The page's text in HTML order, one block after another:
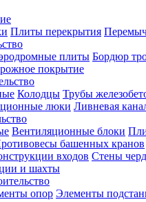
Плиты перекрытия
плиты Бордюр
покрытие
Колодцы Трубы
люки Ливневая
Вентиляционные блоки
башенных кранов
входов Стены
и шахты
опор Элементы